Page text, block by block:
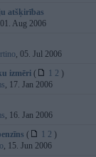
atšķirības
Aug 2006
, 05. Jul 2006
izmēri ( 1 2 )
, 17. Jan 2006
, 16. Jan 2006
( 1 2 )
, 15. Jun 2006